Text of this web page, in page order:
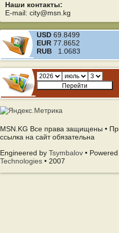
Наши контакты:
E-mail: city@msn.kg
USD 69.8499
EUR 77.8652
RUB 1.0683
MSN.KG Все права защищены •
ссылка на сайт обязательна
Engineered by Tsymbalov •
Technologies • 2007